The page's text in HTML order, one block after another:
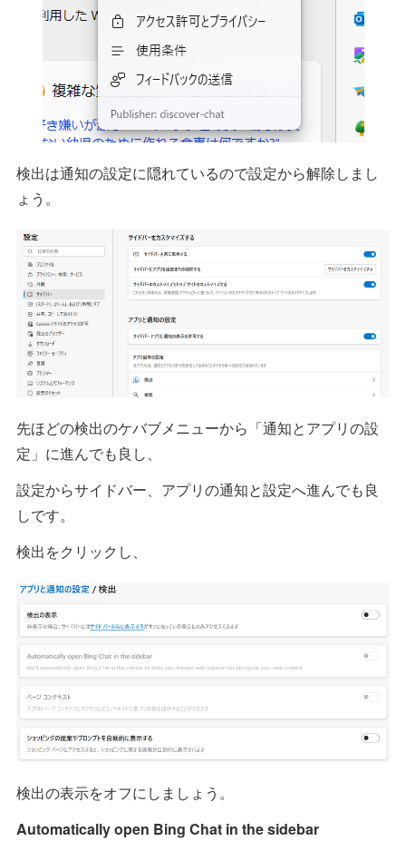
検出は通知の設定に隠れているので設定から解除しまし
ょう。
先ほどの検出のケバブメニューから「通知とアプリの設
定」に進んでも良し、
設定からサイドバー、アプリの通知と設定へ進んでも良
しです。
検出をクリックし、
検出の表示をオフにしましょう。
Automatically open Bing Chat in the sidebar